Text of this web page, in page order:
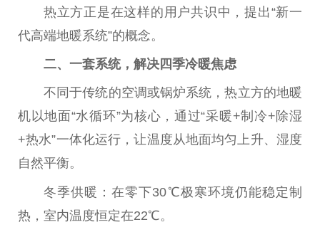
热立方正是在这样的用户共识中，提出“新一
代高端地暖系统”的概念。
二、一套系统，解决四季冷暖焦虑
不同于传统的空调或锅炉系统，热立方的地暖
机以地面“水循环”为核心，通过“采暖+制冷+除湿
+热水”一体化运行，让温度从地面均匀上升、湿度
自然平衡。
冬季供暖：在零下30℃极寒环境仍能稳定制
热，室内温度恒定在22℃。